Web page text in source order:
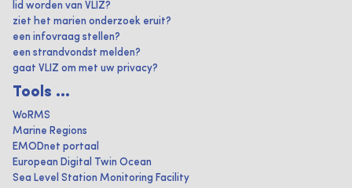
lid worden van VLIZ?
ziet het marien onderzoek eruit?
een infovraag stellen?
een strandvondst melden?
gaat VLIZ om met uw privacy?
Tools ...
WoRMS
Marine Regions
EMODnet portaal
European Digital Twin Ocean
Sea Level Station Monitoring Facility